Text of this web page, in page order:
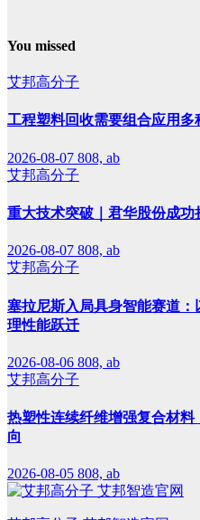
You missed
艾邦高分子
工程塑料回收需要组合应用多
2026-08-07 808, ab
艾邦高分子
重大技术突破｜君华股份成
2026-08-07 808, ab
艾邦高分子
塞拉尼斯入局具身智能赛道
理性能跃迁
2026-08-06 808, ab
艾邦高分子
热塑性连续纤维增强复合材
向
2026-08-05 808, ab